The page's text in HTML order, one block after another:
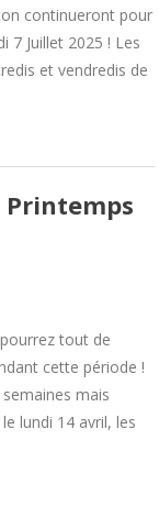
continueront pour
7 Juillet 2025 ! Les
et vendredis de
Printemps
tout de
cette période !
mais
lundi 14 avril, les